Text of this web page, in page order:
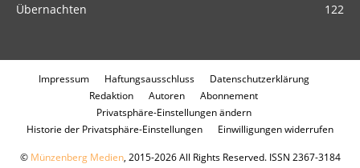
Übernachten
122
Impressum Haftungsausschluss
Datenschutzerklärung
Redaktion
Autoren
Abonnement
Privatsphäre-Einstellungen ändern
Historie der Privatsphäre-Einstellungen
Einwilligungen widerrufen
© Münzenberg Medien, 2015-2026 All Rights Reserved. ISSN 2367-3184